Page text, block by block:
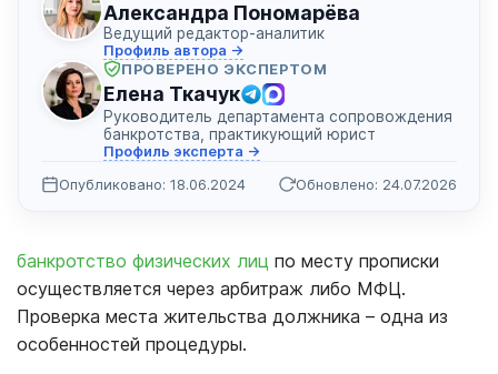
Александра Пономарёва
Ведущий редактор-аналитик
Профиль автора →
ПРОВЕРЕНО ЭКСПЕРТОМ
Елена Ткачук
Руководитель департамента сопровождения
банкротства, практикующий юрист
Профиль эксперта →
Опубликовано: 18.06.2024
Обновлено: 24.07.2026
банкротство физических лиц по месту прописки
осуществляется через арбитраж либо МФЦ.
Проверка места жительства должника – одна из
особенностей процедуры.